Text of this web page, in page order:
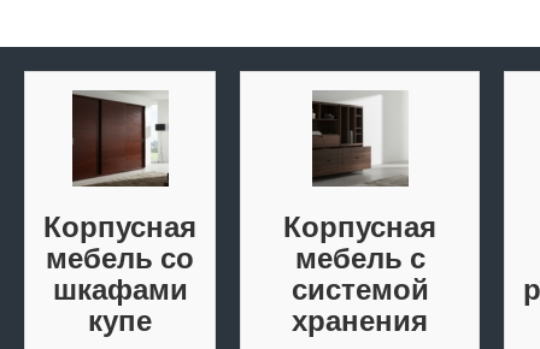
Корпусная
мебель со
шкафами
купе
Корпусная
мебель с
системой
хранения